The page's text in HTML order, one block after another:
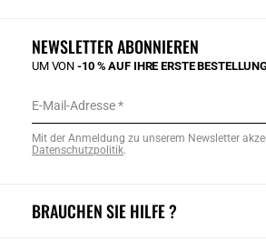
BRAUCHEN SIE HILFE ?
NEWSLETTER ABONNIEREN
UM VON-10 % AUF IHRE ERSTE
E-Mail-Adresse
Mit der Anmeldung zu unserem Newsletter
Datenschutzpolitik.